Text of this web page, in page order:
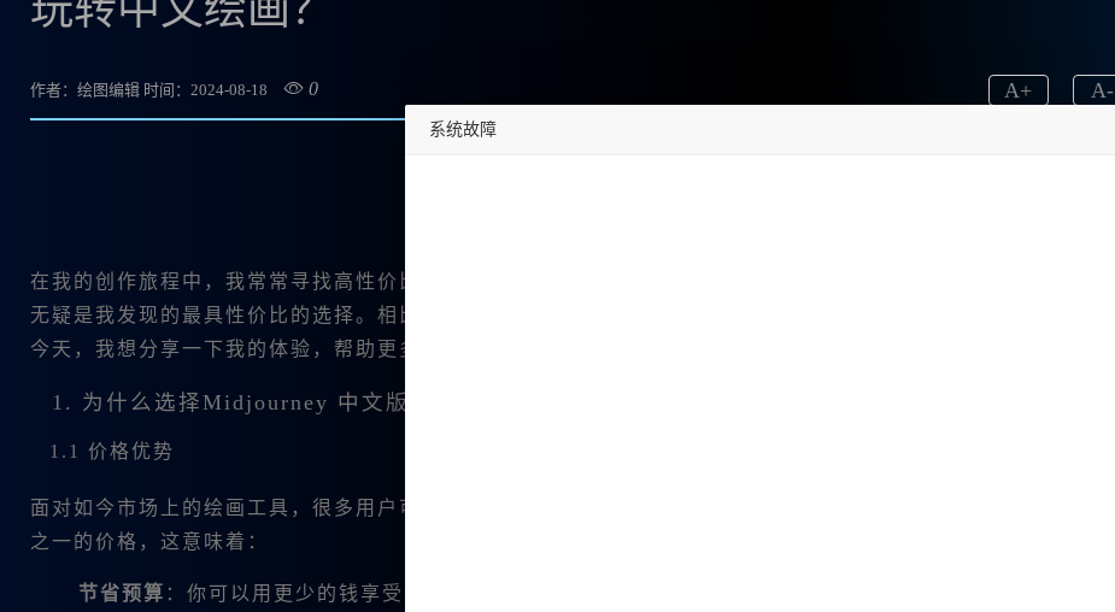
作者：绘图编辑 时间：2024-08-18 0 A-
A+
在我的创作旅程中，我常常寻找高性价比的工具来提升我的艺术作品，而
无疑是我发现的最具性价比的选择。相比于国外版本，这个中文版的价格真的便宜了四倍，使用体验也显著增强。
今天，我想分享一下我的体验，帮助更多国内用户找到合适的绘画工具。
1. 为什么选择Midjourney 中文版？
1.1 价格优势
面对如今市场上的绘画工具，很多用户可能会被高昂的价格所困扰。而
之一的价格，这意味着：
节省预算 ：你可以用更少的钱享受更高质量的服务。
系统故障